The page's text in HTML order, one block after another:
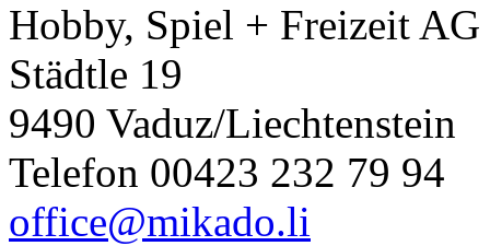
Hobby, Spiel + Freizeit AG
Städtle 19
9490 Vaduz/Liechtenstein
Telefon 00423 232 79 94
office@mikado.li